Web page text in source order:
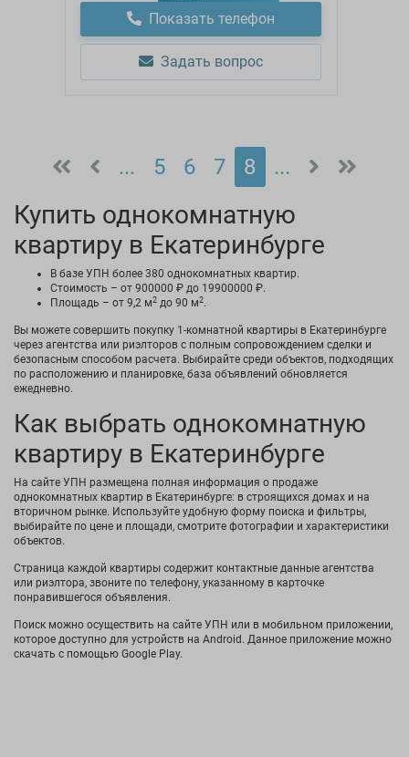
Показать телефон
Задать вопрос
... 5 6 7 8 ...
Купить однокомнатную
квартиру в Екатеринбурге
В базе УПН более 380 однокомнатных квартир.
Стоимость – от 900000 ₽ до 19900000 ₽.
Площадь – от 9,2 м2 до 90 м2.
Вы можете совершить покупку 1-комнатной квартиры в Екатеринбурге
через агентства или риэлторов с полным сопровождением сделки и
безопасным способом расчета. Выбирайте среди объектов, подходящих
по расположению и планировке, база объявлений обновляется
ежедневно.
Как выбрать однокомнатную
квартиру в Екатеринбурге
На сайте УПН размещена полная информация о продаже
однокомнатных квартир в Екатеринбурге: в строящихся домах и на
вторичном рынке. Используйте удобную форму поиска и фильтры,
выбирайте по цене и площади, смотрите фотографии и характеристики
объектов.
Страница каждой квартиры содержит контактные данные агентства
или риэлтора, звоните по телефону, указанному в карточке
понравившегося объявления.
Поиск можно осуществить на сайте УПН или в мобильном приложении,
которое доступно для устройств на Android. Данное приложение можно
скачать с помощью Google Play.